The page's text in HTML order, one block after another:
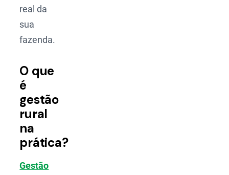
real da
sua
fazenda.
O que
é
gestão
rural
na
prática?
Gestão